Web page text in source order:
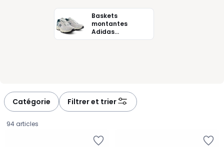
Baskets
montantes
Adidas
sportswear
Catégorie Filtrer et trier
94 articles